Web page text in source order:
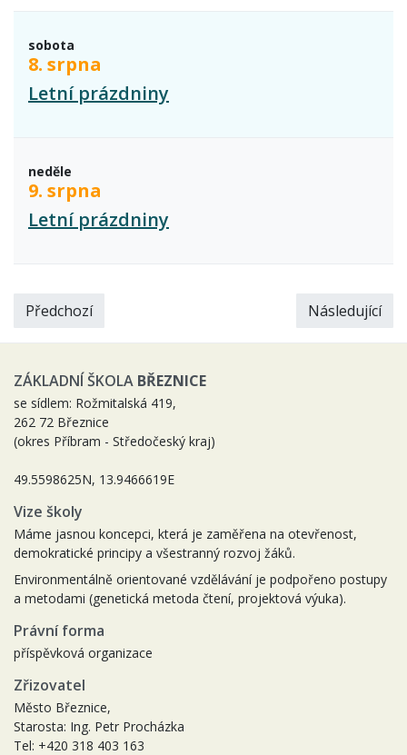
sobota
8. srpna
Letní prázdniny
neděle
9. srpna
Letní prázdniny
Předchozí Následující
ZÁKLADNÍ ŠKOLA BŘEZNICE
se sídlem: Rožmitalská 419,
262 72 Březnice
(okres Příbram - Středočeský kraj)
49.5598625N, 13.9466619E
Vize školy
Máme jasnou koncepci, která je zaměřena na otevřenost,
demokratické principy a všestranný rozvoj žáků.
Environmentálně orientované vzdělávání je podpořeno postupy
a metodami (genetická metoda čtení, projektová výuka).
Právní forma
příspěvková organizace
Zřizovatel
Město Březnice,
Starosta: Ing. Petr Procházka
Tel: +420 318 403 163